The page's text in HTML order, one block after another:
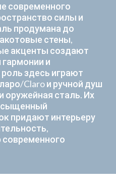
современного
силы и
продумана до
стены,
акценты создают
и
здесь играют
Claro и ручной душ
оружейная сталь. Их
придают интерьеру
современного